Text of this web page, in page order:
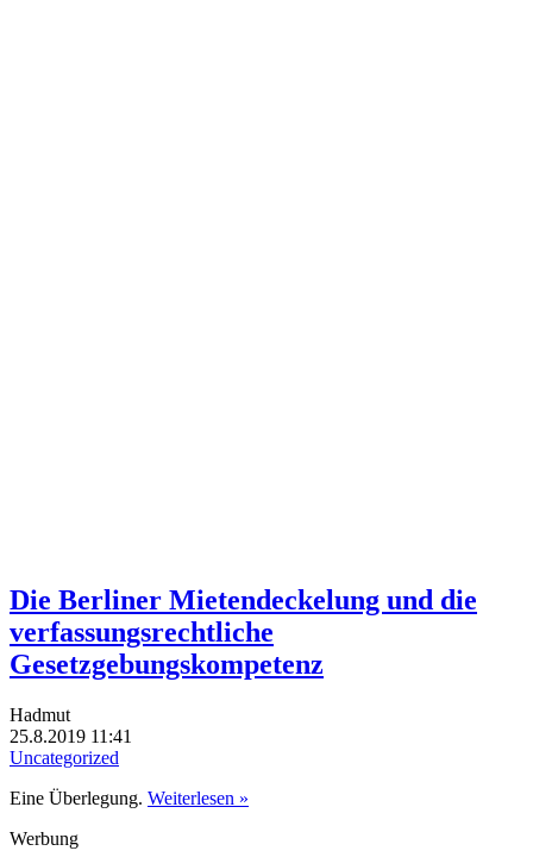
Die Berliner Mietendeckelung und die
verfassungsrechtliche
Gesetzgebungskompetenz
Hadmut
25.8.2019 11:41
Uncategorized
Eine Überlegung. Weiterlesen »
Werbung